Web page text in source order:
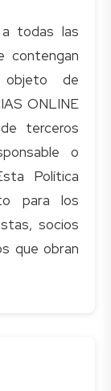
todas las
contengan
objeto de
ONLINE
terceros
o
Política
para los
socios
que obran